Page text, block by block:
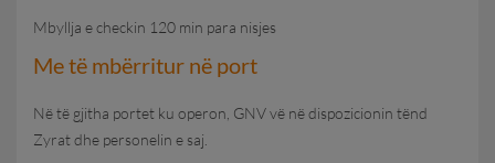
Mbyllja e checkin 120 min para nisjes
Me të mbërritur në port
Në të gjitha portet ku operon, GNV vë në dispozicionin tënd
Zyrat dhe personelin e saj.